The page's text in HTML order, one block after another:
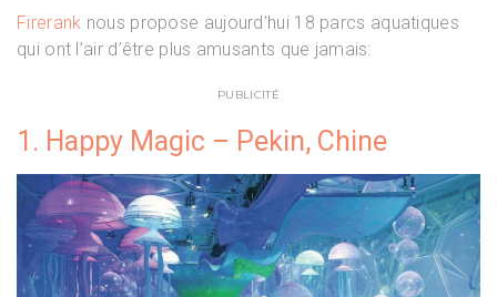
Firerank nous propose aujourd’hui 18 parcs aquatiques
qui ont l’air d’être plus amusants que jamais:
PUBLICITÉ
1. Happy Magic – Pekin, Chine